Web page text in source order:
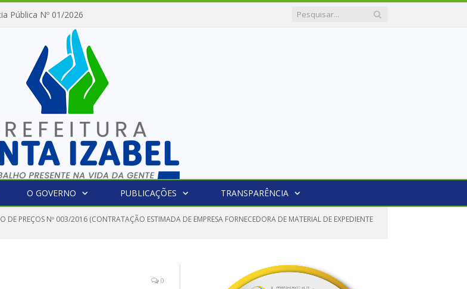
Pública Nº 01/2026
O GOVERNO PUBLICAÇÕES TRANSPARÊNCIA
DE PREÇOS Nº 003/2016 (CONTRATAÇÃO ESTIMADA DE EMPRESA FORNECEDORA DE MATERIAL DE EXPEDIENTE
0